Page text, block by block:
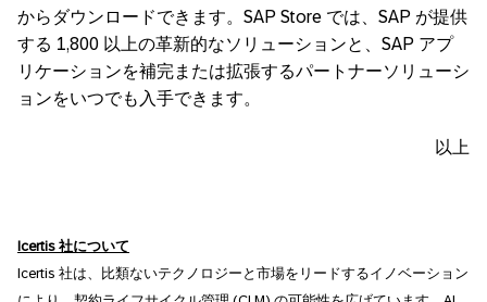
からダウンロードできます。SAP Store では、SAP が提供
する 1,800 以上の革新的なソリューションと、SAP アプ
リケーションを補完または拡張するパートナーソリューシ
ョンをいつでも入手できます。
以上
Icertis 社について
Icertis 社は、比類ないテクノロジーと市場をリードするイノベーション